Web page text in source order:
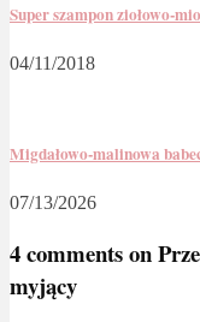
Super szampon ziołowo-
04/11/2018
Migdałowo-malinowa
07/13/2026
4 comments on
myjący